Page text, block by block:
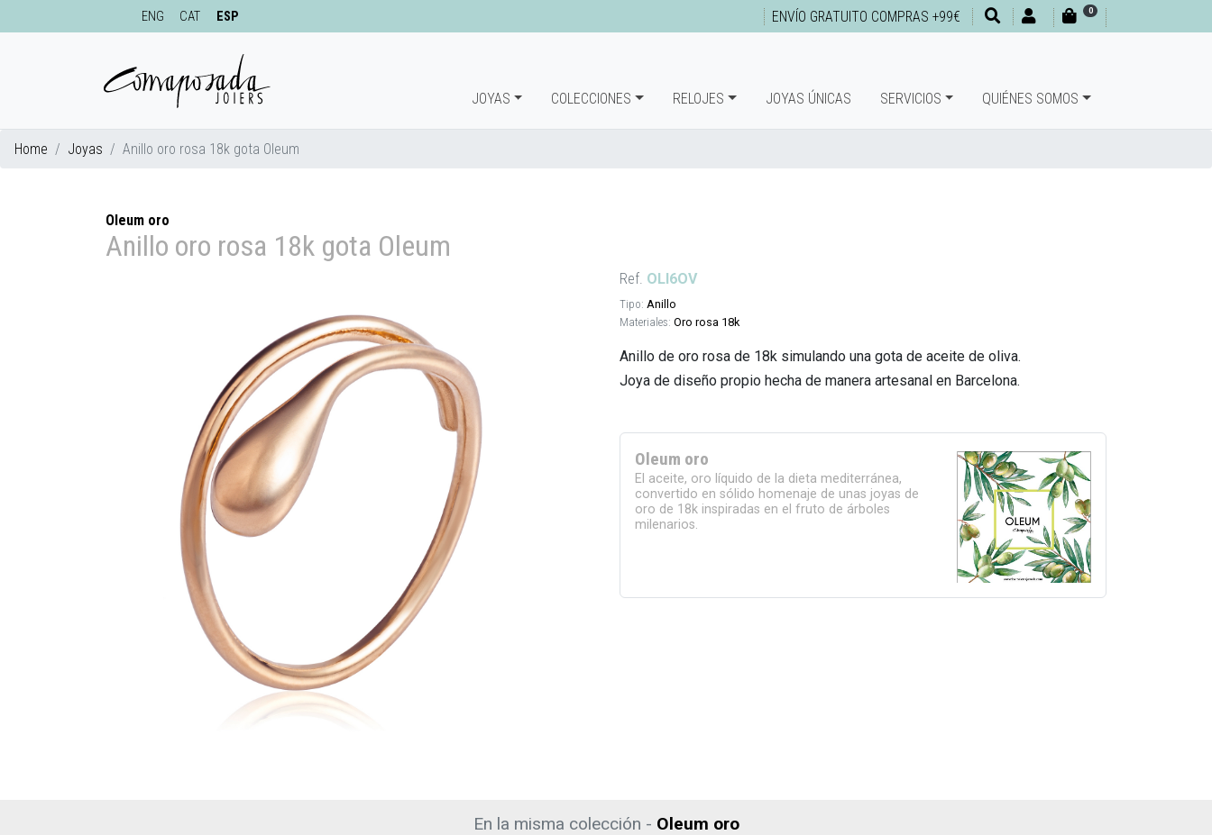
ENG CAT ESP ENVÍO GRATUITO COMPRAS +99€ 0
JOYAS COLECCIONES RELOJES JOYAS ÚNICAS SERVICIOS QUIÉNES SOMOS
Home Joyas Anillo oro rosa 18k gota Oleum
Oleum oro
Anillo oro rosa 18k gota Oleum
Ref. OLI6OV
Tipo: Anillo
Materiales: Oro rosa 18k
Anillo de oro rosa de 18k simulando una gota de aceite de oliva.
Joya de diseño propio hecha de manera artesanal en Barcelona.
Oleum oro
El aceite, oro líquido de la dieta mediterránea,
convertido en sólido homenaje de unas joyas de
oro de 18k inspiradas en el fruto de árboles
milenarios.
En la misma colección - Oleum oro